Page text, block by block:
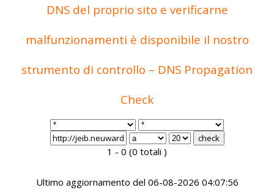
DNS del proprio sito e verificarne
malfunzionamenti è disponibile il nostro
strumento di controllo – DNS Propagation
Check
1 - 0 (0 totali )
Ultimo aggiornamento del 06-08-2026 04:07:56